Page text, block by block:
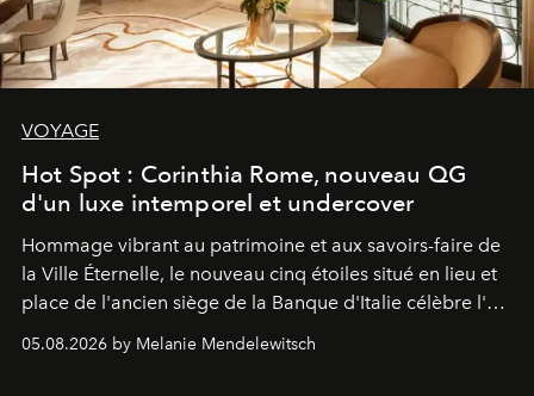
VOYAGE
Hot Spot : Corinthia Rome, nouveau QG
d'un luxe intemporel et undercover
Hommage vibrant au patrimoine et aux savoirs-faire de
la Ville Éternelle, le nouveau cinq étoiles situé en lieu et
place de l'ancien siège de la Banque d'Italie célèbre l'art
de vivre Romain dans toute son élégance intemporelle.
05.08.2026 by Melanie Mendelewitsch